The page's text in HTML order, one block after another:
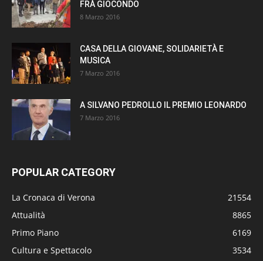
FRÀ GIOCONDO
8 Marzo 2016
CASA DELLA GIOVANE, SOLIDARIETÀ E
MUSICA
7 Marzo 2016
A SILVANO PEDROLLO IL PREMIO LEONARDO
7 Marzo 2016
POPULAR CATEGORY
La Cronaca di Verona
21554
Attualità
8865
Primo Piano
6169
Cultura e Spettacolo
3534